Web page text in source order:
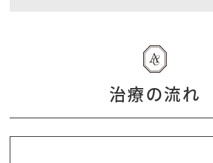
治療の流れ